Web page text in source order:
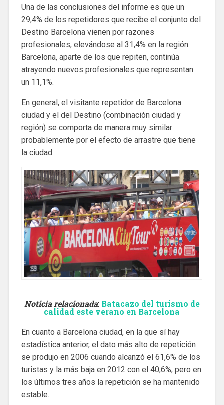
Una de las conclusiones del informe es que un
29,4% de los repetidores que recibe el conjunto del
Destino Barcelona vienen por razones
profesionales, elevándose al 31,4% en la región.
Barcelona, ​​aparte de los que repiten, continúa
atrayendo nuevos profesionales que representan
un 11,1%.
En general, el visitante repetidor de Barcelona
ciudad y el del Destino (combinación ciudad y
región) se comporta de manera muy similar
probablemente por el efecto de arrastre que tiene
la ciudad.
Noticia relacionada: Batacazo del turismo de
calidad este verano en Barcelona
En cuanto a Barcelona ciudad, en la que sí hay
estadística anterior, el dato más alto de repetición
se produjo en 2006 cuando alcanzó el 61,6% de los
turistas y la más baja en 2012 con el 40,6%, pero en
los últimos tres años la repetición se ha mantenido
estable.